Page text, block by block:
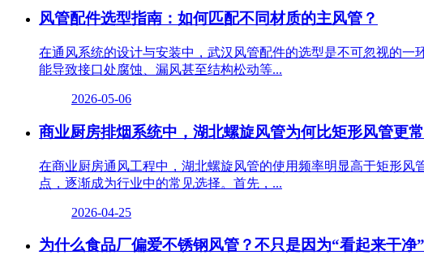
风管配件选型指南：如何匹配不同材质的主风管？
在通风系统的设计与安装中，武汉风管配件的选型是不可忽视的
能导致接口处腐蚀、漏风甚至结构松动等...
2026-05-06
商业厨房排烟系统中，湖北螺旋风管为何比矩形风管更
在商业厨房通风工程中，湖北螺旋风管的使用频率明显高于矩形
点，逐渐成为行业中的常见选择。首先，...
2026-04-25
为什么食品厂偏爱不锈钢风管？不只是因为“看起来干净”